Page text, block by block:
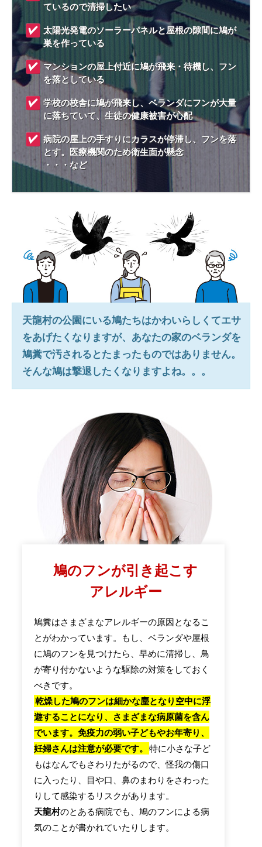
ているので清掃したい
太陽光発電のソーラーパネルと屋根の隙間に鳩が
巣を作っている
マンションの屋上付近に鳩が飛来・待機し、フン
を落としている
学校の校舎に鳩が飛来し、ベランダにフンが大量
に落ちていて、生徒の健康被害が心配
病院の屋上の手すりにカラスが停滞し、フンを落
とす。医療機関のため衛生面が懸念
・・・など
天龍村の公園にいる鳩たちはかわいらしくてエサ
をあげたくなりますが、あなたの家のベランダを
鳩糞で汚されるとたまったものではありません。
そんな鳩は撃退したくなりますよね。。。
鳩のフンが引き起こす
アレルギー
鳩糞はさまざまなアレルギーの原因となるこ
とがわかっています。もし、ベランダや屋根
に鳩のフンを見つけたら、早めに清掃し、鳥
が寄り付かないような駆除の対策をしておく
べきです。
乾燥した鳩のフンは細かな塵となり空中に浮
遊することになり、さまざまな病原菌を含ん
でいます。免疫力の弱い子どもやお年寄り、
妊婦さんは注意が必要です。
特に小さな子ど
もはなんでもさわりたがるので、怪我の傷口
に入ったり、目や口、鼻のまわりをさわった
りして感染するリスクがあります。
天龍村のとある病院でも、鳩のフンによる病
気のことが書かれていたりします。